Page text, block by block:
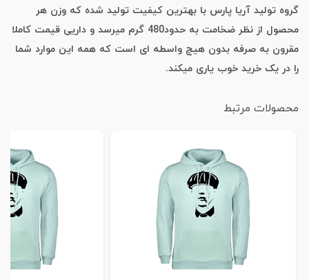
گروه تولید آریا پارس با بهترین کیفیت تولید شده که وزن هر
محصول از نظر ضخامت به حدود480 گرم میرسد و داریی قیمت کاملا
مقرون به صرفه بدون هیچ واسطه ای است که همه این موارد شما
را در یک خرید خوب یاری میکند.
محصولات مرتبط